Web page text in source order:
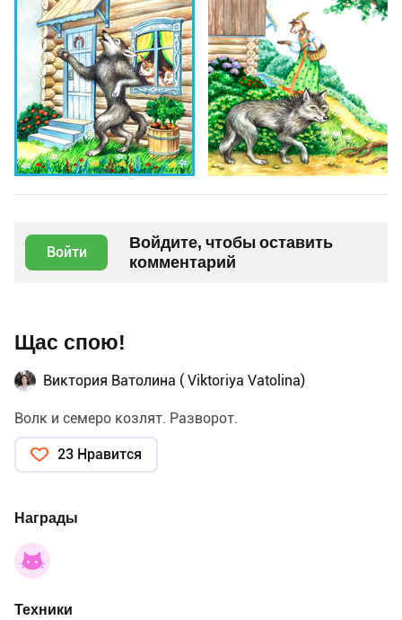
Войти
Войдите, чтобы оставить
комментарий
Щас спою!
Виктория Ватолина ( Viktoriya Vatolina)
Волк и семеро козлят. Разворот.
23 Нравится
Награды
Техники